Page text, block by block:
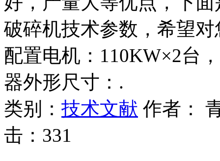
破碎机技术参数，希望
配置电机：110KW×2台
器外形尺寸：.
类别： 技术文献 作者：
击： 331